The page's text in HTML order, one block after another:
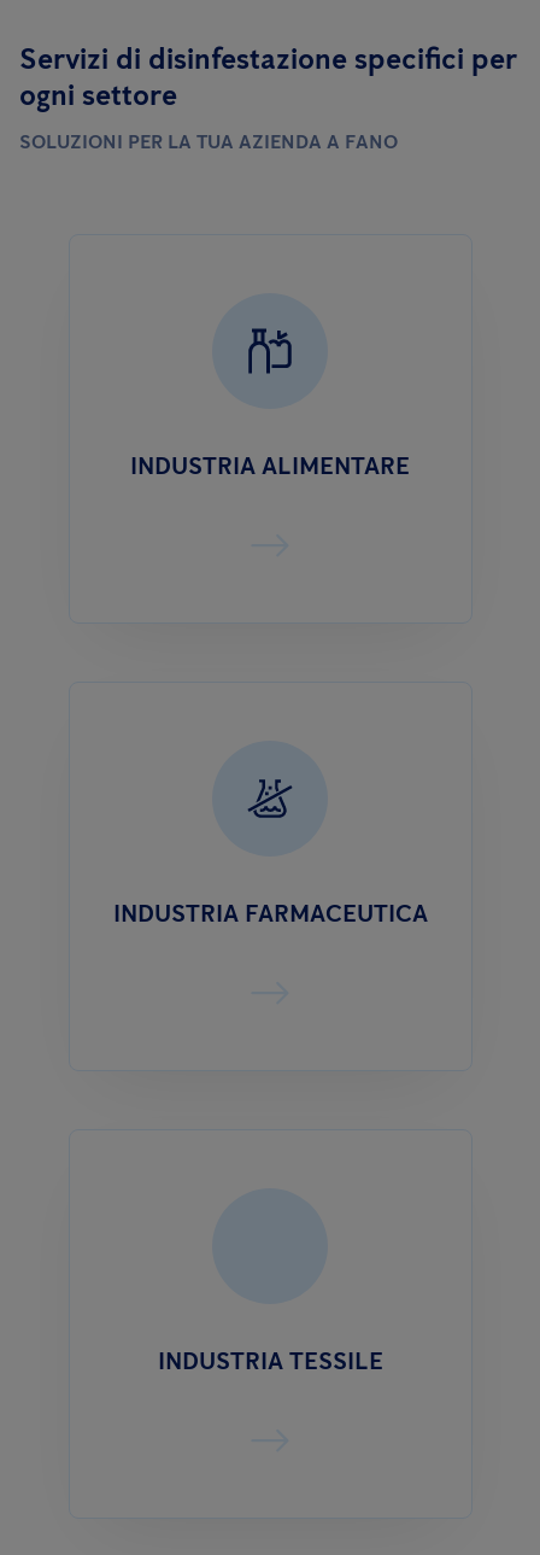
Servizi di disinfestazione specifici per
ogni settore
SOLUZIONI PER LA TUA AZIENDA A FANO
INDUSTRIA ALIMENTARE
INDUSTRIA FARMACEUTICA
INDUSTRIA TESSILE